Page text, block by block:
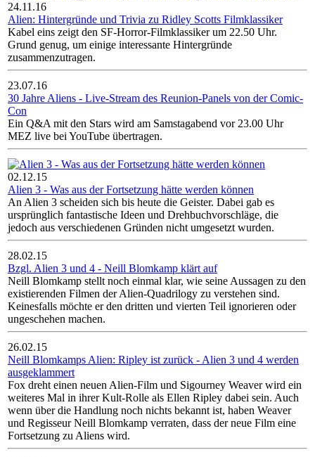
24.11.16
Alien: Hintergründe und Trivia zu Ridley Scotts Filmklassiker
Kabel eins zeigt den SF-Horror-Filmklassiker um 22.50 Uhr.
Grund genug, um einige interessante Hintergründe
zusammenzutragen.
23.07.16
30 Jahre Aliens - Live-Stream des Reunion-Panels von der Comic-
Con
Ein Q&A mit den Stars wird am Samstagabend vor 23.00 Uhr
MEZ live bei YouTube übertragen.
02.12.15
Alien 3 - Was aus der Fortsetzung hätte werden können
An Alien 3 scheiden sich bis heute die Geister. Dabei gab es
ursprünglich fantastische Ideen und Drehbuchvorschläge, die
jedoch aus verschiedenen Gründen nicht umgesetzt wurden.
28.02.15
Bzgl. Alien 3 und 4 - Neill Blomkamp klärt auf
Neill Blomkamp stellt noch einmal klar, wie seine Aussagen zu den
existierenden Filmen der Alien-Quadrilogy zu verstehen sind.
Keinesfalls möchte er den dritten und vierten Teil ignorieren oder
ungeschehen machen.
26.02.15
Neill Blomkamps Alien: Ripley ist zurück - Alien 3 und 4 werden
ausgeklammert
Fox dreht einen neuen Alien-Film und Sigourney Weaver wird ein
weiteres Mal in ihrer Kult-Rolle als Ellen Ripley dabei sein. Auch
wenn über die Handlung noch nichts bekannt ist, haben Weaver
und Regisseur Neill Blomkamp verraten, dass der neue Film eine
Fortsetzung zu Aliens wird.